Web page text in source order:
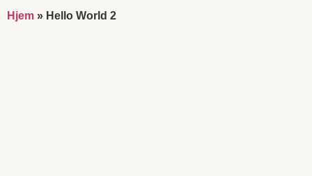
Hjem » Hello World 2